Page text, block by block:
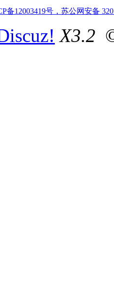
备12003419号，苏公网安备
X3.2